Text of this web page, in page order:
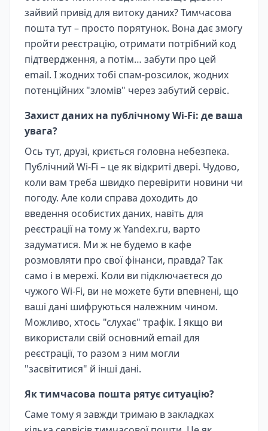
зайвий привід для витоку даних? Тимчасова
пошта тут – просто порятунок. Вона дає змогу
пройти реєстрацію, отримати потрібний код
підтвердження, а потім… забути про цей
email. І жодних тобі спам-розсилок, жодних
потенційних "зломів" через забутий сервіс.
Захист даних на публічному Wi-Fi: де ваша
увага?
Ось тут, друзі, криється головна небезпека.
Публічний Wi-Fi – це як відкриті двері. Чудово,
коли вам треба швидко перевірити новини чи
погоду. Але коли справа доходить до
введення особистих даних, навіть для
реєстрації на тому ж Yandex.ru, варто
задуматися. Ми ж не будемо в кафе
розмовляти про свої фінанси, правда? Так
само і в мережі. Коли ви підключаєтеся до
чужого Wi-Fi, ви не можете бути впевнені, що
ваші дані шифруються належним чином.
Можливо, хтось "слухає" трафік. І якщо ви
використали свій основний email для
реєстрації, то разом з ним могли
"засвітитися" й інші дані.
Як тимчасова пошта рятує ситуацію?
Саме тому я завжди тримаю в закладках